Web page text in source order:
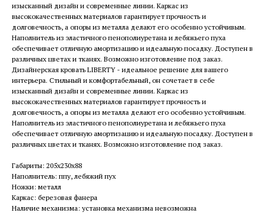
изысканный дизайн и современные линии. Каркас из
высококачественных материалов гарантирует прочность и
долговечность, а опоры из металла делают его особенно устойчивым.
Наполнитель из эластичного пенополиуретана и лебяжьего пуха
обеспечивает отличную амортизацию и идеальную посадку. Доступен в
различных цветах и тканях. Возможно изготовление под заказ.
Дизайнерская кровать LIBERTY - идеальное решение для вашего
интерьера. Стильный и комфортабельный, он сочетает в себе
изысканный дизайн и современные линии. Каркас из
высококачественных материалов гарантирует прочность и
долговечность, а опоры из металла делают его особенно устойчивым.
Наполнитель из эластичного пенополиуретана и лебяжьего пуха
обеспечивает отличную амортизацию и идеальную посадку. Доступен в
различных цветах и тканях. Возможно изготовление под заказ.
Габариты: 205x230x88
Наполнитель: ппу, лебяжий пух
Ножки: металл
Каркас: березовая фанера
Наличие механизма: установка механизма невозможна